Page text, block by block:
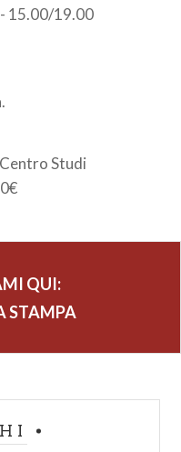
15.00/19.00
Studi
QUI:
STAMPA